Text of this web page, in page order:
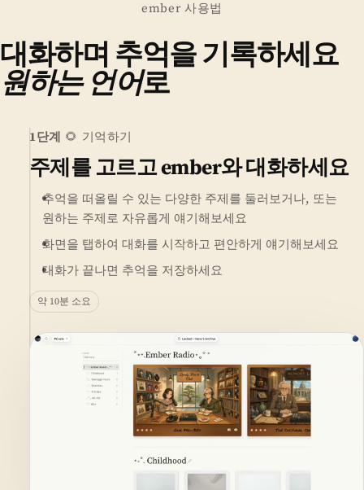
ember 사용법
대화하며 추억을 기록하세요
원하는 언어로
1단계 🌻 기억하기
주제를 고르고 ember와 대화하세요
추억을 떠올릴 수 있는 다양한 주제를 둘러보거나, 또는
원하는 주제로 자유롭게 얘기해보세요
화면을 탭하여 대화를 시작하고 편안하게 얘기해보세요
대화가 끝나면 추억을 저장하세요
약 10분 소요